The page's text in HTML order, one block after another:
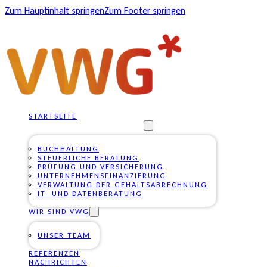
Zum Hauptinhalt springenZum Footer springen
STARTSEITE
BUCHHALTUNG
STEUERLICHE BERATUNG
PRÜFUNG UND VERSICHERUNG
UNTERNEHMENSFINANZIERUNG
VERWALTUNG DER GEHALTSABRECHNUNG
IT- UND DATENBERATUNG
WIR SIND VWG
UNSER TEAM
REFERENZEN
NACHRICHTEN